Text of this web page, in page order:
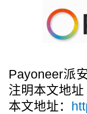
Payoneer派
注明本文地址
本文地址：